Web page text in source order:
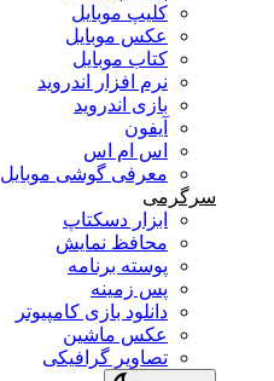
کلیپ موبایل
عکس موبایل
کتاب موبایل
نرم افزار اندروید
بازی اندروید
آیفون
اس ام اس
معرفی گوشی موبایل
سرگرمی
ابزار دسکتاپ
محافظ نمایش
پوسته برنامه
پس زمینه
دانلود بازی کامپیوتر
عکس ماشین
تصاویر گرافیکی